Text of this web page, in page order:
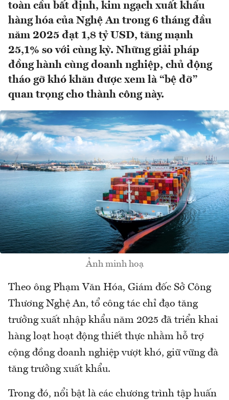
toàn cầu bất định, kim ngạch xuất khẩu
hàng hóa của Nghệ An trong 6 tháng đầu
năm 2025 đạt 1,8 tỷ USD, tăng mạnh
25,1% so với cùng kỳ. Những giải pháp
đồng hành cùng doanh nghiệp, chủ động
tháo gỡ khó khăn được xem là “bệ đỡ”
quan trọng cho thành công này.
Ảnh minh hoạ
Theo ông Phạm Văn Hóa, Giám đốc Sở Công
Thương Nghệ An, tổ công tác chỉ đạo tăng
trưởng xuất nhập khẩu năm 2025 đã triển khai
hàng loạt hoạt động thiết thực nhằm hỗ trợ
cộng đồng doanh nghiệp vượt khó, giữ vững đà
tăng trưởng xuất khẩu.
Trong đó, nổi bật là các chương trình tập huấn